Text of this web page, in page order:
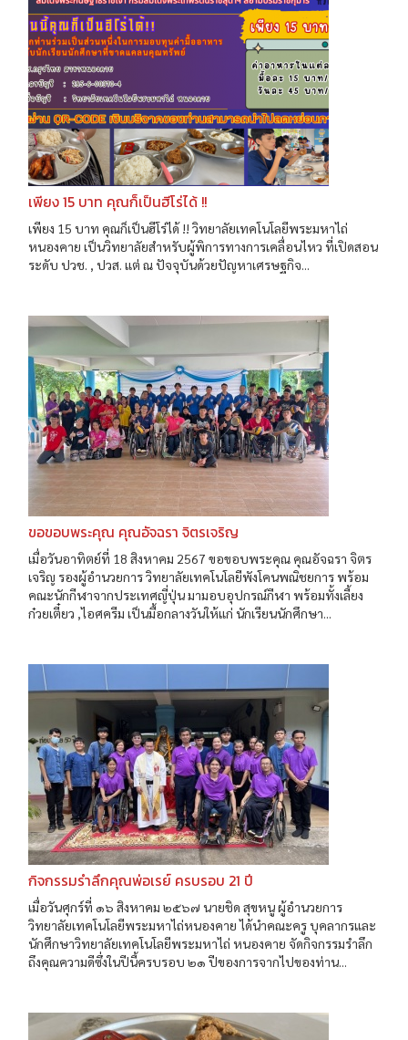
เพียง 15 บาท คุณก็เป็นฮีโร่ได้ !!
เพียง 15 บาท คุณก็เป็นฮีโร่ได้ !! วิทยาลัยเทคโนโลยีพระมหาไถ่
หนองคาย เป็นวิทยาลัยสำหรับผู้พิการทางการเคลื่อนไหว ที่เปิดสอน
ระดับ ปวช. , ปวส. แต่ ณ ปัจจุบันด้วยปัญหาเศรษฐกิจ...
ขอขอบพระคุณ คุณอัจฉรา จิตรเจริญ
เมื่อวันอาทิตย์ที่ 18 สิงหาคม 2567 ขอขอบพระคุณ คุณอัจฉรา จิตร
เจริญ รองผู้อำนวยการ วิทยาลัยเทคโนโลยีพังโคนพณิชยการ พร้อม
คณะนักกีฬาจากประเทศญี่ปุ่น มามอบอุปกรณ์กีฬา พร้อมทั้งเลี้ยง
ก๋วยเตี๋ยว ,ไอศครีม เป็นมื้อกลางวันให้แก่ นักเรียนนักศึกษา...
กิจกรรมรำลึกคุณพ่อเรย์ ครบรอบ 21 ปี
เมื่อวันศุกร์ที่ ๑๖ สิงหาคม ๒๕๖๗ นายชิด สุขหนู ผู้อำนวยการ
วิทยาลัยเทคโนโลยีพระมหาไถ่หนองคาย ได้นำคณะครู บุคลากรและ
นักศึกษาวิทยาลัยเทคโนโลยีพระมหาไถ่ หนองคาย จัดกิจกรรมรำลึก
ถึงคุณความดีซึ่งในปีนี้ครบรอบ ๒๑ ปีของการจากไปของท่าน...